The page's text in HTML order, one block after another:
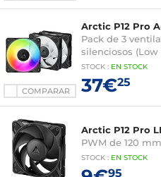
COMPARAR
Arctic P12 Pro
Pack de 3
silenciosos (Low
STOCK : EN STOCK
37€25
Arctic P12 Pro
PWM de 120
STOCK : EN STOCK
95